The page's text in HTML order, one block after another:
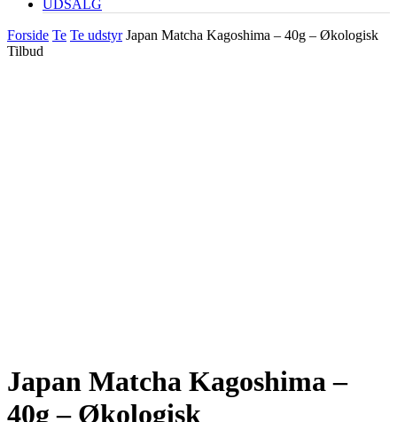
UDSALG
Forside Te Te udstyr Japan Matcha Kagoshima – 40g – Økologisk
Tilbud
Japan Matcha Kagoshima –
40g – Økologisk